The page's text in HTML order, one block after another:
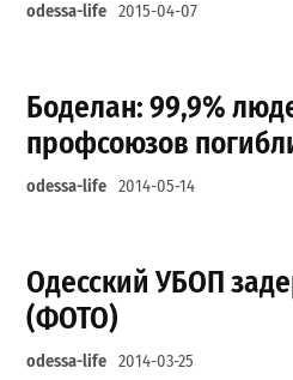
odessa-life 2015-04-07
Боделан: 99,9%
профсоюзов
odessa-life 2014-05-14
Одесский УБОП
(ФОТО)
odessa-life 2014-03-25